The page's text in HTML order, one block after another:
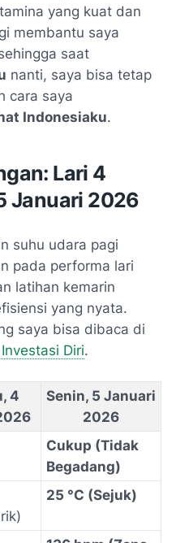
yang kuat dan
membantu saya
saat
nanti, saya bisa tetap
cara saya
Indonesiaku.
Lari 4
Januari 2026
suhu udara pagi
pada performa lari
latihan kemarin
yang nyata.
saya bisa dibaca di
Diri.
4
Senin, 5 Januari
2026
Cukup (Tidak
Begadang)
25 °C (Sejuk)